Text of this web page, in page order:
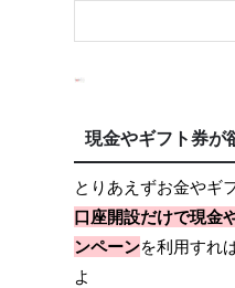
現金やギフト券が
とりあえずお金やギ
口座開設だけで現金
ンペーンを利用すれ
よ